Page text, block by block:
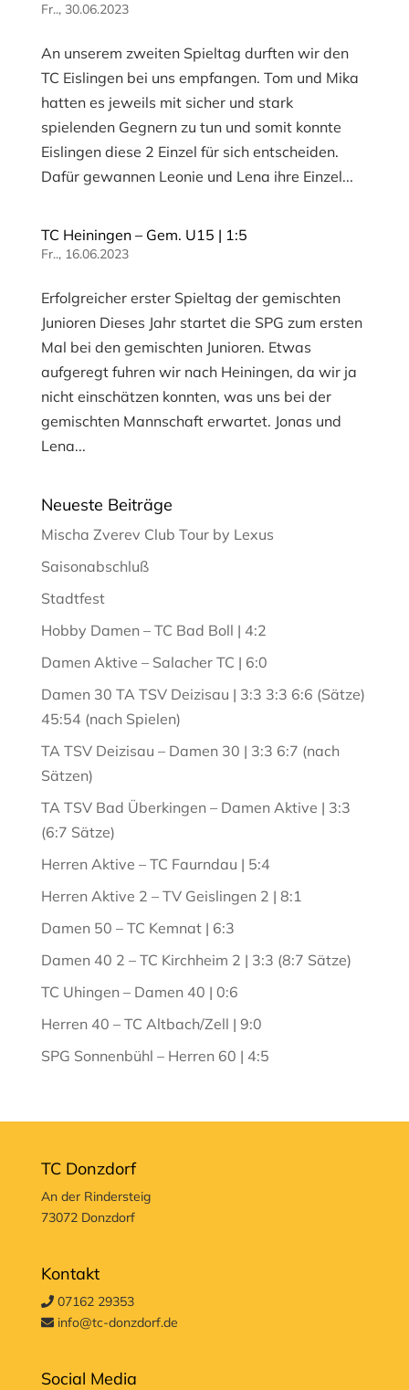
Fr.., 30.06.2023
An unserem zweiten Spieltag durften wir den
TC Eislingen bei uns empfangen. Tom und Mika
hatten es jeweils mit sicher und stark
spielenden Gegnern zu tun und somit konnte
Eislingen diese 2 Einzel für sich entscheiden.
Dafür gewannen Leonie und Lena ihre Einzel...
TC Heiningen – Gem. U15 | 1:5
Fr.., 16.06.2023
Erfolgreicher erster Spieltag der gemischten
Junioren Dieses Jahr startet die SPG zum ersten
Mal bei den gemischten Junioren. Etwas
aufgeregt fuhren wir nach Heiningen, da wir ja
nicht einschätzen konnten, was uns bei der
gemischten Mannschaft erwartet. Jonas und
Lena...
Neueste Beiträge
Mischa Zverev Club Tour by Lexus
Saisonabschluß
Stadtfest
Hobby Damen – TC Bad Boll | 4:2
Damen Aktive – Salacher TC | 6:0
Damen 30 TA TSV Deizisau | 3:3 3:3 6:6 (Sätze)
45:54 (nach Spielen)
TA TSV Deizisau – Damen 30 | 3:3 6:7 (nach
Sätzen)
TA TSV Bad Überkingen – Damen Aktive | 3:3
(6:7 Sätze)
Herren Aktive – TC Faurndau | 5:4
Herren Aktive 2 – TV Geislingen 2 | 8:1
Damen 50 – TC Kemnat | 6:3
Damen 40 2 – TC Kirchheim 2 | 3:3 (8:7 Sätze)
TC Uhingen – Damen 40 | 0:6
Herren 40 – TC Altbach/Zell | 9:0
SPG Sonnenbühl – Herren 60 | 4:5
TC Donzdorf
An der Rindersteig
73072 Donzdorf
Kontakt
07162 29353
info@tc-donzdorf.de
Social Media